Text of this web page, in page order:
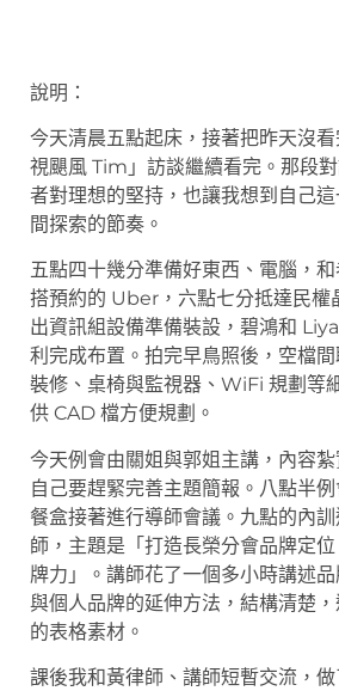
說明：
今天清晨五點起床，接著把昨天沒
視颶風 Tim」訪談繼續看完。那段
者對理想的堅持，也讓我想到自己
間探索的節奏。
五點四十幾分準備好東西、電腦，
搭預約的 Uber，六點七分抵達民權
出資訊組設備準備裝設，碧鴻和
利完成布置。拍完早鳥照後，空檔
裝修、桌椅與監視器、WiFi 規劃等
供 CAD 檔方便規劃。
今天例會由關姐與郭姐主講，內容
自己要趕緊完善主題簡報。八點半
餐盒接著進行導師會議。九點的內
師，主題是「打造長榮分會品牌定
牌力」。講師花了一個多小時講述
與個人品牌的延伸方法，結構清楚
的表格素材。
課後我和黃律師、講師短暫交流，